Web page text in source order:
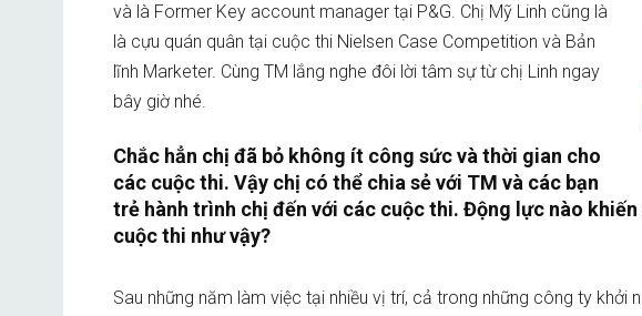
và là Former Key account manager tại P&G. Chị Mỹ Linh cũng là
là cựu quán quân tại cuộc thi Nielsen Case Competition và Bản
lĩnh Marketer. Cùng TM lắng nghe đôi lời tâm sự từ chị Linh ngay
bây giờ nhé.
Chắc hẳn chị đã bỏ không ít công sức và thời gian cho
các cuộc thi. Vậy chị có thể chia sẻ với TM và các bạn
trẻ hành trình chị đến với các cuộc thi. Động lực nào
cuộc thi như vậy?
Sau những năm làm việc tại nhiều vị trí, cả trong những công ty khởi